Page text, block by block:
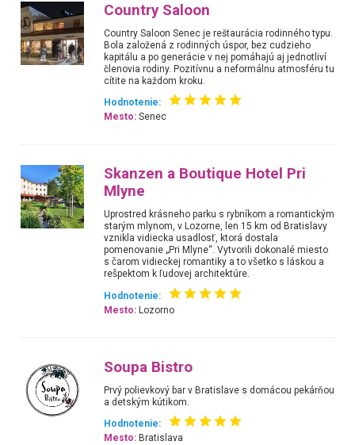
Country Saloon
Country Saloon Senec je reštaurácia rodinného typu.
Bola založená z rodinných úspor, bez cudzieho
kapitálu a po generácie v nej pomáhajú aj jednotliví
členovia rodiny. Pozitívnu a neformálnu atmosféru tu
cítite na každom kroku.
Hodnotenie:
Mesto: Senec
Skanzen a Boutique Hotel Pri
Mlyne
Uprostred krásneho parku s rybníkom a romantickým
starým mlynom, v Lozorne, len 15 km od Bratislavy
vznikla vidiecka usadlosť, ktorá dostala
pomenovanie „Pri Mlyne“. Vytvorili dokonalé miesto
s čarom vidieckej romantiky a to všetko s láskou a
rešpektom k ľudovej architektúre.
Hodnotenie:
Mesto: Lozorno
Soupa Bistro
Prvý polievkový bar v Bratislave s domácou pekárňou
a detským kútikom.
Hodnotenie:
Mesto: Bratislava